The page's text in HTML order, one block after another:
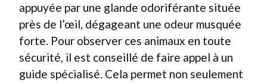
appuyée par une glande odoriférante située
près de l’œil, dégageant une odeur musquée
forte. Pour observer ces animaux en toute
sécurité, il est conseillé de faire appel à un
guide spécialisé. Cela permet non seulement